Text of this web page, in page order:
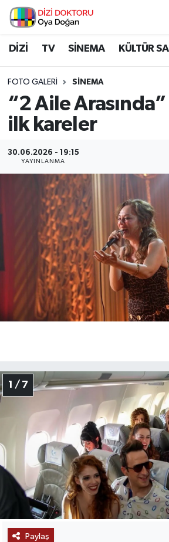
DİZİ TV SİNEMA KÜLTÜR
FOTO GALERI SINEMA
“2 Aile
ilk kareler
30.06.2026 - 19:15
YAYINLANMA
1 / 7
Paylaş
İstanbul Nöbetçi Eczaneler
İstanbul Namaz Vakitleri
İstanbul Trafik Yoğunluk
Süper Lig Puan Durumu ve
Tüm Manşetler
Son Dakika Haberleri
Haber Arşivi